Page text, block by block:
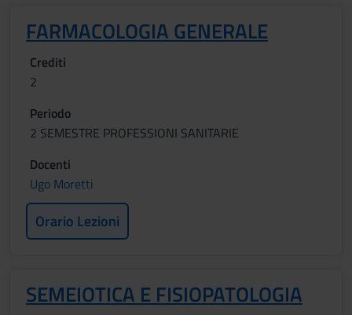
FARMACOLOGIA GENERALE
Crediti
2
Periodo
2 SEMESTRE PROFESSIONI SANITARIE
Docenti
Ugo Moretti
Orario Lezioni
SEMEIOTICA E FISIOPATOLOGIA